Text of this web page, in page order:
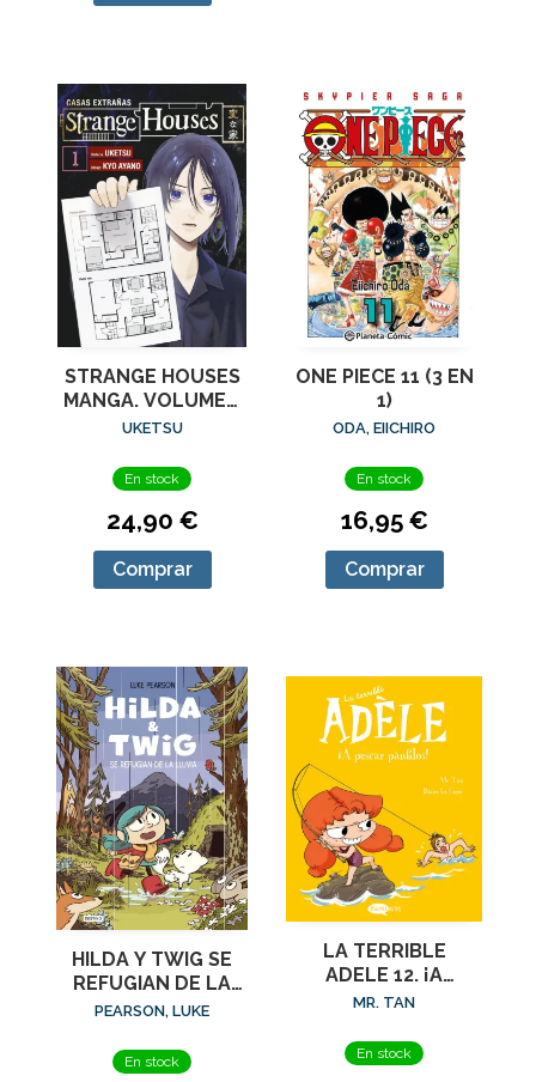
STRANGE HOUSES
MANGA. VOLUMEN
1
UKETSU
En stock
24,90 €
Comprar
ONE PIECE 11 (3 EN
1)
ODA, EIICHIRO
En stock
16,95 €
Comprar
HILDA Y TWIG SE
REFUGIAN DE LA
LLUVIA
PEARSON, LUKE
En stock
LA TERRIBLE
ADELE 12. ¡A
PESCAR PANFILOS!
MR. TAN
En stock